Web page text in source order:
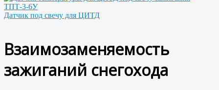
Датчик под свечу для ЦИТД
Взаимозаменяемость
зажиганий снегохода